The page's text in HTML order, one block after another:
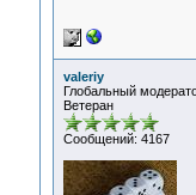
valeriy
Глобальный
Ветеран
Сообщений: 4167